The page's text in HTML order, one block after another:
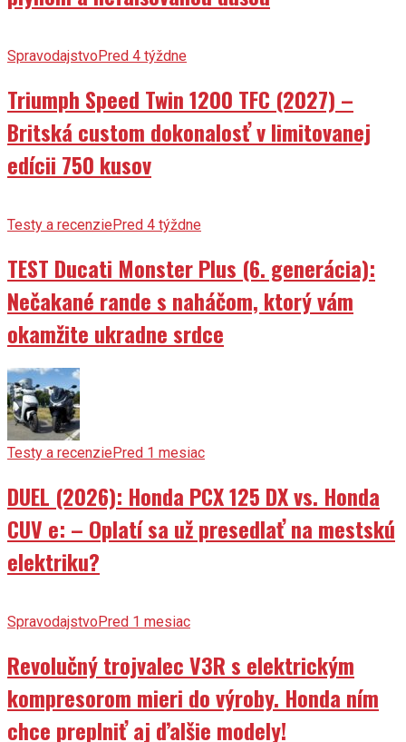
Triumph Speed Twin 1200 TFC (2027) –
Britská custom dokonalosť v limitovanej
edícii 750 kusov
TEST Ducati Monster Plus (6. generácia):
Nečakané rande s naháčom, ktorý vám
okamžite ukradne srdce
Testy a recenzie
DUEL (2026): Honda PCX 125 DX vs. Honda
CUV e: – Oplatí sa už presedlať na mestskú
elektriku?
Revolučný trojvalec V3R s elektrickým
kompresorom mieri do výroby. Honda ním
chce preplniť aj ďalšie modely!